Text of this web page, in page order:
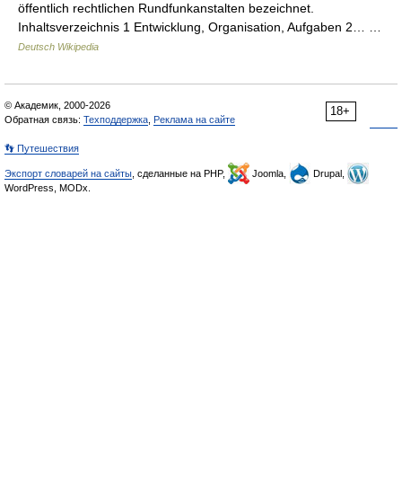
öffentlich rechtlichen Rundfunkanstalten bezeichnet.
Inhaltsverzeichnis 1 Entwicklung, Organisation, Aufgaben 2… …
Deutsch Wikipedia
18+
© Академик, 2000-2026
Обратная связь: Техподдержка Реклама на сайте
👣 Путешествия
Экспорт словарей на сайты , сделанные на PHP, Joomla,
Drupal,
WordPress, MODx.